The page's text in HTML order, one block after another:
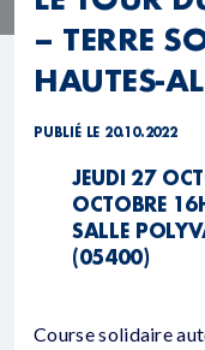
– TERRE
HAUTES-
PUBLIÉ LE 20.10.2022
JEUDI 27
OCTOBRE
SALLE
(05400)
Course solidaire